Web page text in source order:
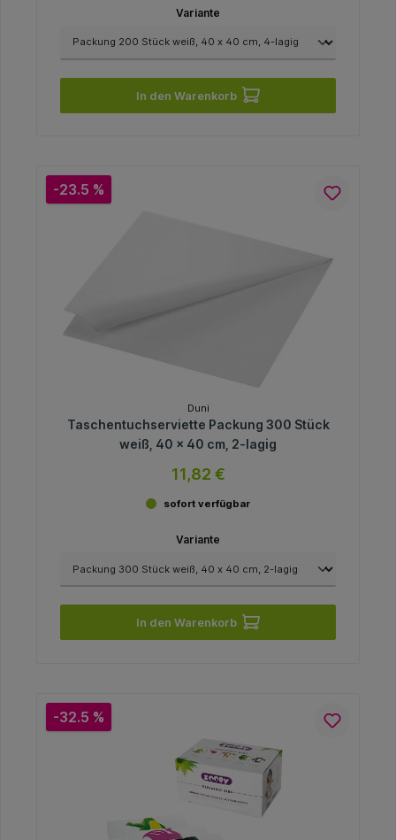
Variante
In den Warenkorb
-23.5 %
Duni
Taschentuchserviette Packung 300 Stück
weiß, 40 x 40 cm, 2-lagig
11,82 €
sofort verfügbar
Variante
In den Warenkorb
-32.5 %